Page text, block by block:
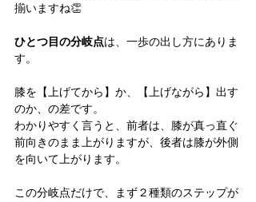
揃いますね👏
ひとつ目の分岐点は、一歩の出し方にありま
す。
膝を【上げてから】か、【上げながら】出す
のか、の差です。
わかりやすく言うと、前者は、膝が真っ直ぐ
前向きのまま上がりますが、後者は膝が外側
を向いて上がります。
この分岐点だけで、まず２種類のステップが